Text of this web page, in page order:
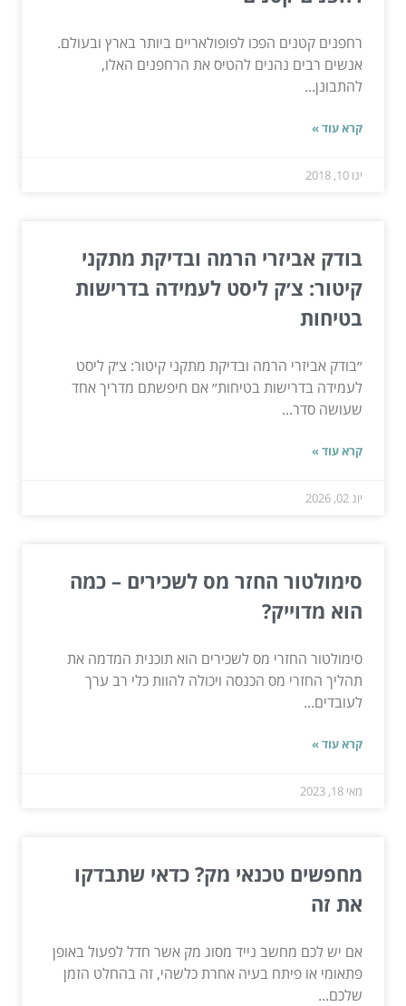
רחפנים קטנים הפכו לפופולאריים ביותר בארץ ובעולם.
אנשים רבים נהנים להטיס את הרחפנים האלו,
להתבונן...
קרא עוד »
ינו 10, 2018
בודק אביזרי הרמה ובדיקת מתקני
קיטור: צ׳ק ליסט לעמידה בדרישות
בטיחות
״בודק אביזרי הרמה ובדיקת מתקני קיטור: צ׳ק ליסט
לעמידה בדרישות בטיחות״ אם חיפשתם מדריך אחד
שעושה סדר...
קרא עוד »
יונ 02, 2026
סימולטור החזר מס לשכירים – כמה
הוא מדוייק?
סימולטור החזרי מס לשכירים הוא תוכנית המדמה את
תהליך החזרי מס הכנסה ויכולה להוות כלי רב ערך
לעובדים...
קרא עוד »
מאי 18, 2023
מחפשים טכנאי מק? כדאי שתבדקו
את זה
אם יש לכם מחשב נייד מסוג מק אשר חדל לפעול באופן
פתאומי או פיתח בעיה אחרת כלשהי, זה בהחלט הזמן
שלכם...